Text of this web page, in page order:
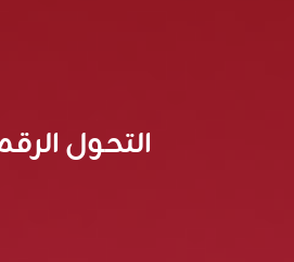
التحول